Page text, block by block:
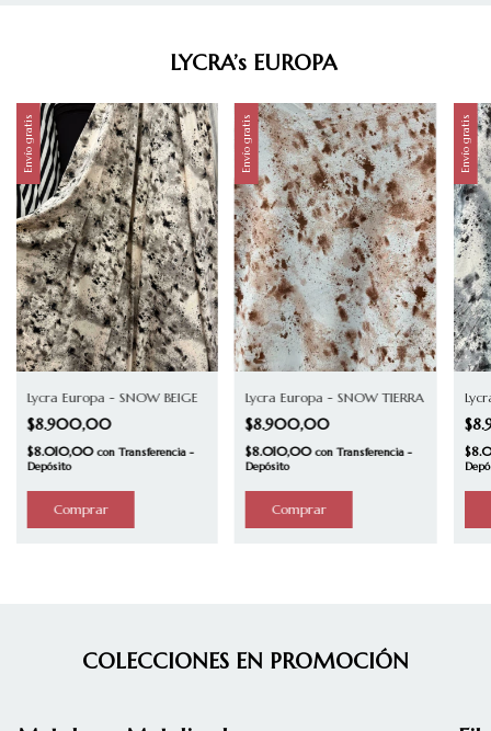
LYCRA’s EUROPA
Envío gratis
Lycra Europa - SNOW BEIGE
$8.900,00
$8.010,00con Transferencia -
Depósito
Envío gratis
Lycra Europa - SNOW TIERRA
$8.900,00
$8.010,00con Transferencia -
Depósito
Envío gratis
COLECCIONES EN PROMOCIÓN